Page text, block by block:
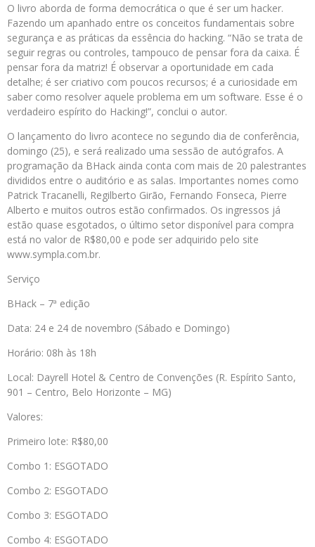
O livro aborda de forma democrática o que é ser um hacker.
Fazendo um apanhado entre os conceitos fundamentais sobre
segurança e as práticas da essência do hacking. “Não se trata de
seguir regras ou controles, tampouco de pensar fora da caixa. É
pensar fora da matriz! É observar a oportunidade em cada
detalhe; é ser criativo com poucos recursos; é a curiosidade em
saber como resolver aquele problema em um software. Esse é o
verdadeiro espírito do Hacking!”, conclui o autor.
O lançamento do livro acontece no segundo dia de conferência,
domingo (25), e será realizado uma sessão de autógrafos. A
programação da BHack ainda conta com mais de 20 palestrantes
divididos entre o auditório e as salas. Importantes nomes como
Patrick Tracanelli, Regilberto Girão, Fernando Fonseca, Pierre
Alberto e muitos outros estão confirmados. Os ingressos já
estão quase esgotados, o último setor disponível para compra
está no valor de R$80,00 e pode ser adquirido pelo site
www.sympla.com.br.
Serviço
BHack – 7ª edição
Data: 24 e 24 de novembro (Sábado e Domingo)
Horário: 08h às 18h
Local: Dayrell Hotel & Centro de Convenções (R. Espírito Santo,
901 – Centro, Belo Horizonte – MG)
Valores:
Primeiro lote: R$80,00
Combo 1: ESGOTADO
Combo 2: ESGOTADO
Combo 3: ESGOTADO
Combo 4: ESGOTADO